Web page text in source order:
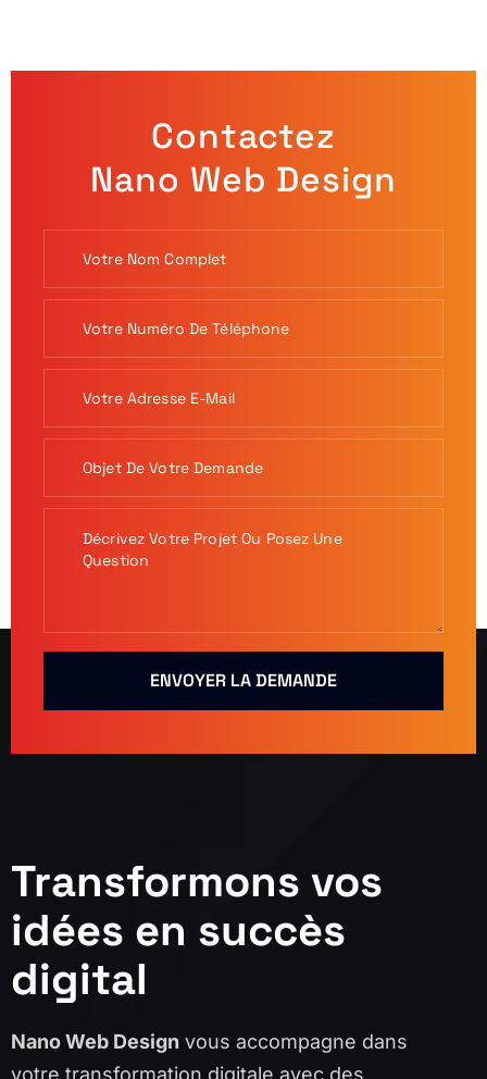
Contactez
Nano Web Design
ENVOYER LA DEMANDE
Transformons vos
idées en succès
digital
Nano Web Design vous accompagne dans
votre transformation digitale avec des